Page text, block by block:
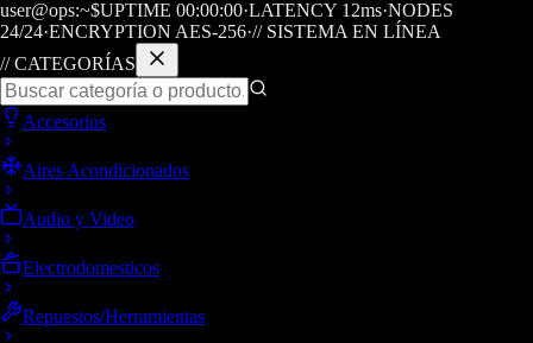
user@ops:~$UPTIME 00:00:00·LATENCY 12ms·NODES
24/24·ENCRYPTION AES-256·// SISTEMA EN LÍNEA
// CATEGORÍAS
Accesorios
Aires Acondicionados
Audio y Video
Electrodomesticos
Repuestos/Herramientas